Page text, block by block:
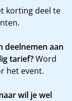
korting deel te
deelnemen aan
tarief?Word
het event.
wil je wel